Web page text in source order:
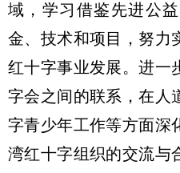
域，学习借鉴先进公
金、技术和项目，努力
红十字事业发展。进一
字会之间的联系，在人
字青少年工作等方面深
湾红十字组织的交流与